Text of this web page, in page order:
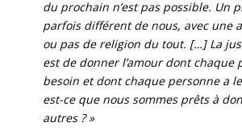
du prochain n’est pas possible. Un
parfois différent de nous, avec une
ou pas de religion du tout. […] La
est de donner l’amour dont chaque
besoin et dont chaque personne a
est-ce que nous sommes prêts à
autres ? »